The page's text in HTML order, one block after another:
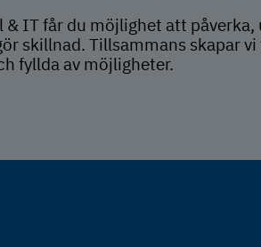
& IT får du möjlighet att
skillnad. Tillsammans skapar
fyllda av möjligheter.